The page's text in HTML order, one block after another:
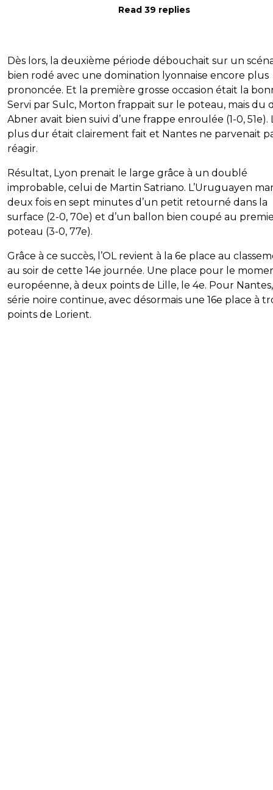
Read 39 replies
Dès lors, la deuxième période débouchait sur un
bien rodé avec une domination lyonnaise encore plus
prononcée. Et la première grosse occasion était la
Servi par Sulc, Morton frappait sur le poteau, mais du
Abner avait bien suivi d’une frappe enroulée (1-0, 51e).
plus dur était clairement fait et Nantes ne parvenait
réagir.
Résultat, Lyon prenait le large grâce à un doublé
improbable, celui de Martin Satriano. L’Uruguayen
deux fois en sept minutes d’un petit retourné dans la
surface (2-0, 70e) et d’un ballon bien coupé au
poteau (3-0, 77e).
Grâce à ce succès, l’OL revient à la 6e place au
au soir de cette 14e journée. Une place pour le
européenne, à deux points de Lille, le 4e. Pour
série noire continue, avec désormais une 16e place à
points de Lorient.